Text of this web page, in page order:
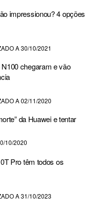
impressionou? 4 opções
A 30/10/2021
chegaram e vão
A 02/11/2020
da Huawei e tentar
10/2020
Pro têm todos os
A 31/10/2023